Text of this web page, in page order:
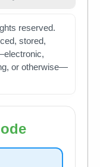
reserved.
stored,
or otherwise—